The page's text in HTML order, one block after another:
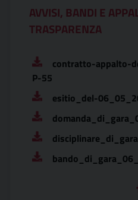
AVVISI, BANDI E
TRASPARENZA
contratto-appalto-
P-55
esitio_del-